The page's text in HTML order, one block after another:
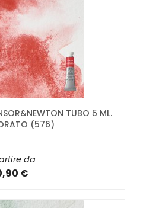
TUBO 5 ML.
(576)
da
€